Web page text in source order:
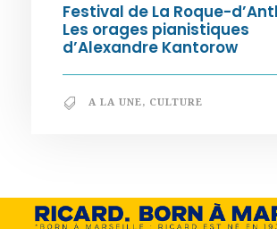
Festival de La Roque-
Les orages pianistiques
d’Alexandre Kantorow
A LA UNE, CULTURE